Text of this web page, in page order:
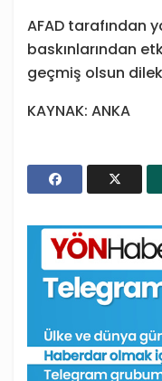
AFAD tarafından
baskınlarından
geçmiş olsun
KAYNAK: ANKA